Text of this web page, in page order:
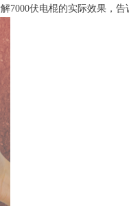
伏电棍的实际效果，告